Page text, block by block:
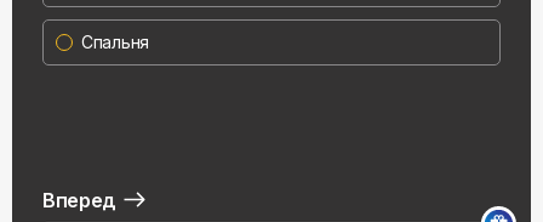
Спальня
Вперед